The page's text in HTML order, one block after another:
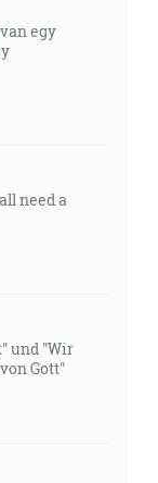
egy
need a
und "Wir
Gott"